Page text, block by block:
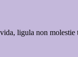
ligula non